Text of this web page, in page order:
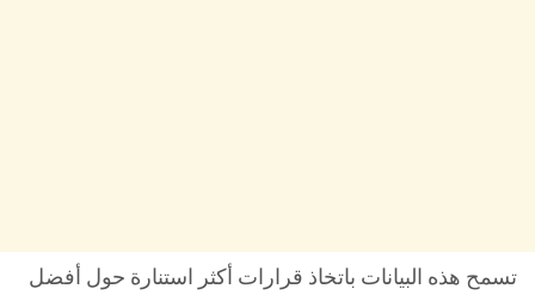
تسمح هذه البيانات باتخاذ قرارات أكثر استنارة حول أفضل